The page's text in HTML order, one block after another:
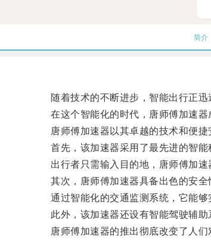
简介
随着技术的不断进步，智能出行正迅
在这个智能化的时代，唐师傅加速器
唐师傅加速器以其卓越的技术和便捷
首先，该加速器采用了最先进的智能
出行者只需输入目的地，唐师傅加速
其次，唐师傅加速器具备出色的安全
通过智能化的交通监测系统，它能够
此外，该加速器还设有智能驾驶辅助
唐师傅加速器的推出彻底改变了人们